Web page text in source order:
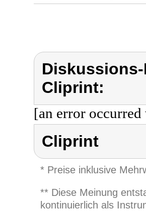
Cliprint:
[an error
Cliprint
* Preise inklusive
** Diese Meinung
kontinuierlich als